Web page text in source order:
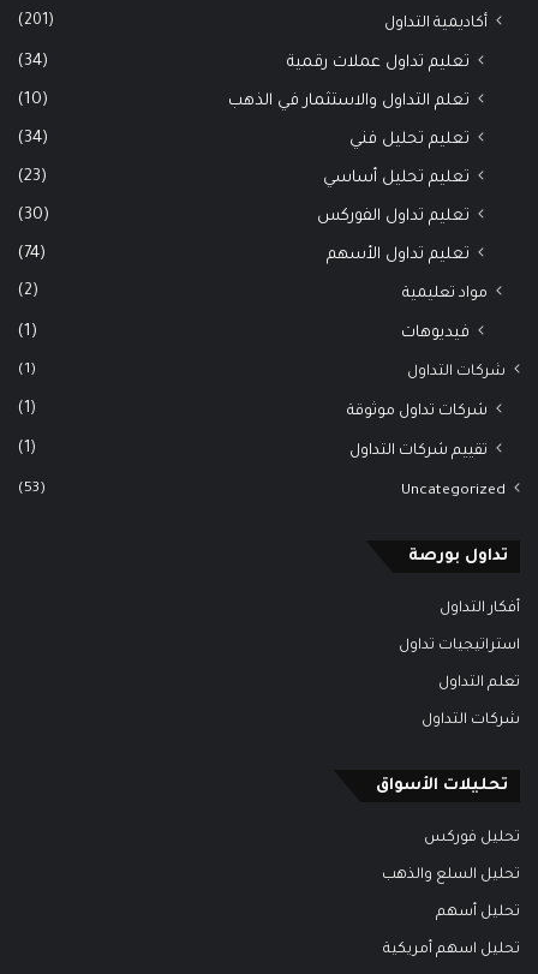
أكاديمية التداول (201)
تعليم تداول عملات رقمية (34)
تعلم التداول والاستثمار في الذهب (10)
تعليم تحليل فني (34)
تعليم تحليل أساسي (23)
تعليم تداول الفوركس (30)
تعليم تداول الأسهم (74)
مواد تعليمية (2)
فيديوهات (1)
شركات التداول (1)
شركات تداول موثوقة (1)
تقييم شركات التداول (1)
Uncategorized
(53)
تداول بورصة
أفكار التداول
استراتيجيات تداول
تعلم التداول
شركات التداول
تحليلات الأسواق
تحليل فوركس
تحليل السلع والذهب
تحليل أسهم
تحليل اسهم أمريكية